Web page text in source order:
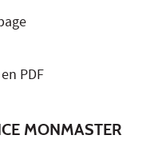
PDF
MONMASTER